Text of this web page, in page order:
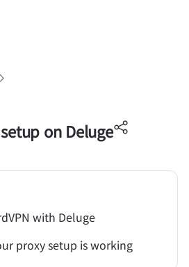
on Deluge
with Deluge
proxy setup is working